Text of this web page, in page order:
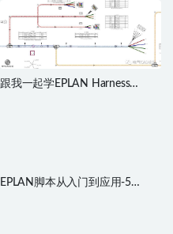
跟我一起学EPLAN Harness
EPLAN脚本从入门到应用-5